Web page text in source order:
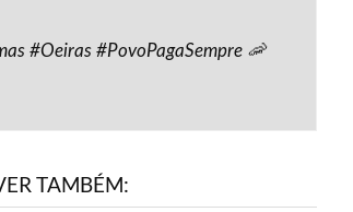
#Oeiras #PovoPagaSempre 🦐
TAMBÉM: